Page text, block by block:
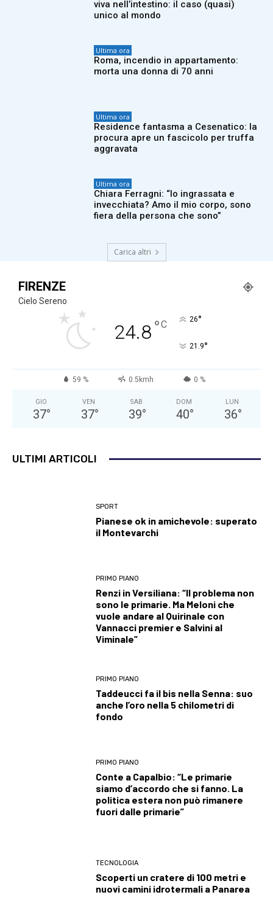
viva nell’intestino: il caso (quasi)
unico al mondo
Ultima ora
Roma, incendio in appartamento:
morta una donna di 70 anni
Ultima ora
Residence fantasma a Cesenatico: la
procura apre un fascicolo per truffa
aggravata
Ultima ora
Chiara Ferragni: “Io ingrassata e
invecchiata? Amo il mio corpo, sono
fiera della persona che sono”
Carica altri
FIRENZE
Cielo Sereno
24.8°C 26°
21.9°
59 % 0.5kmh 0 %
GIO
37°
VEN
37°
SAB
39°
DOM
40°
LUN
36°
ULTIMI ARTICOLI
SPORT
Pianese ok in amichevole: superato
il Montevarchi
PRIMO PIANO
Renzi in Versiliana: “Il problema non
sono le primarie. Ma Meloni che
vuole andare al Quirinale con
Vannacci premier e Salvini al
Viminale”
PRIMO PIANO
Taddeucci fa il bis nella Senna: suo
anche l’oro nella 5 chilometri di
fondo
PRIMO PIANO
Conte a Capalbio: “Le primarie
siamo d’accordo che si fanno. La
politica estera non può rimanere
fuori dalle primarie”
TECNOLOGIA
Scoperti un cratere di 100 metri e
nuovi camini idrotermali a Panarea